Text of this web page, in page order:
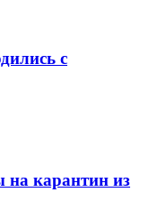
с
карантин из